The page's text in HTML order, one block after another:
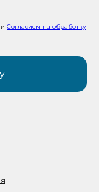
и Согласием на обработку